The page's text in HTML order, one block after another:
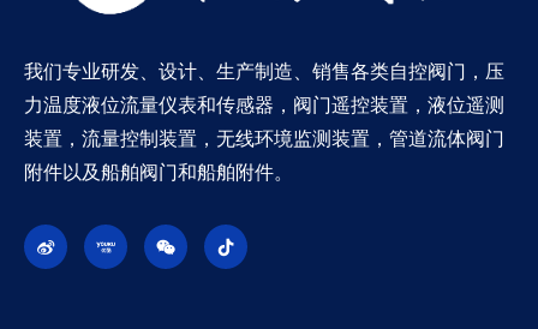
我们专业研发、设计、生产制造、销售各类自控阀门，压
力温度液位流量仪表和传感器，阀门遥控装置，液位遥测
装置，流量控制装置，无线环境监测装置，管道流体阀门
附件以及船舶阀门和船舶附件。